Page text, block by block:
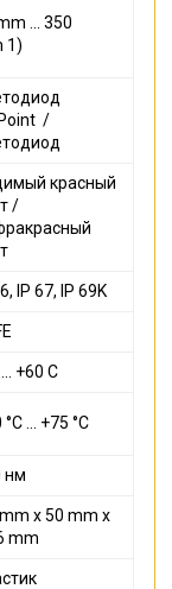
... 350
1)
/
красный
/
IP 67, IP 69K
+60 С
... +75 °C
нм
x 50 mm x
mm